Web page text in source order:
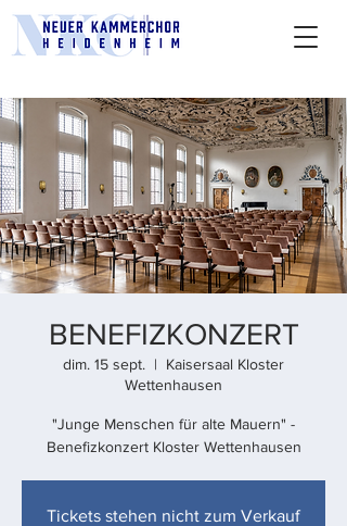
BENEFIZKONZERT
dim. 15 sept.
  |
Kaisersaal Kloster
Wettenhausen
"Junge Menschen für alte Mauern" -
Benefizkonzert Kloster Wettenhausen
Tickets stehen nicht zum Verkauf